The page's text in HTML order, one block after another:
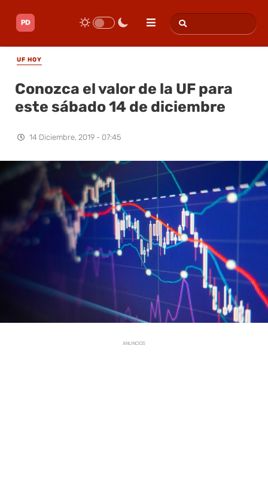
UF HOY
Conozca el valor de la UF para
este sábado 14 de diciembre
14 Diciembre, 2019 - 07:45
ANUNCIOS